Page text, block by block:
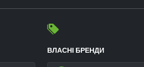
ВЛАСНІ БРЕНДИ